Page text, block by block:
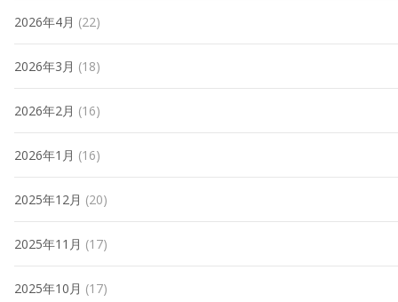
2026年4月 (22)
2026年3月 (18)
2026年2月 (16)
2026年1月 (16)
2025年12月 (20)
2025年11月 (17)
2025年10月 (17)